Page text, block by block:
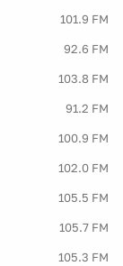
101.9 FM
92.6 FM
103.8 FM
91.2 FM
100.9 FM
102.0 FM
105.5 FM
105.7 FM
105.3 FM